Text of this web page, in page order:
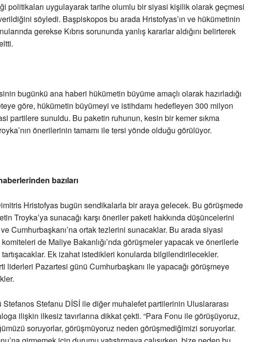
politikaları uygulayarak tarihe olumlu bir siyasi kişilik olarak geçmesi
söyledi. Başpiskopos bu arada Hristofyas’ın ve hükümetinin
gerekse Kıbrıs sorununda yanlış kararlar aldığını belirterek
bugünkü ana haberi hükümetin büyüme amaçlı olarak hazırladığı
göre, hükümetin büyümeyi ve istihdamı hedefleyen 300 milyon
partilere sunuldu. Bu paketin ruhunun, kesin bir kemer sıkma
önerilerinin tamamı ile tersi yönde olduğu görülüyor.
bazıları
Hristofyas bugün sendikalarla bir araya gelecek. Bu görüşmede
Troyka’ya sunacağı karşı öneriler paketi hakkında düşüncelerini
Cumhurbaşkanı’na ortak tezlerini sunacaklar. Bu arada siyasi
de Maliye Bakanlığı’nda görüşmeler yapacak ve önerilerle
Ek izahat istedikleri konularda bilgilendirilecekler.
liderleri Pazartesi günü Cumhurbaşkanı ile yapacağı görüşmeye
Stefanu DİSİ ile diğer muhalefet partilerinin Uluslararası
ilişkin ilkesiz tavırlarına dikkat çekti. “Para Fonu ile görüşüyoruz,
soruyorlar, görüşmüyoruz neden görüşmediğimizi soruyorlar.